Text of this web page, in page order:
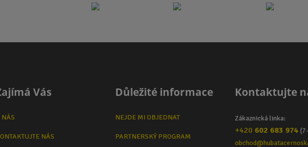
Vás
NÁS
NÁS
Důležité informace
NEJDE MI OBJEDNAT
PARTNERSKÝ PROGRAM
Kontaktujte
Zákaznická linka:
+420 602 683 974